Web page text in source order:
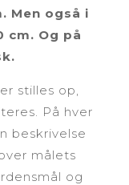
Men også i
Og på
stilles op,
På hver
beskrivelse
målets
og